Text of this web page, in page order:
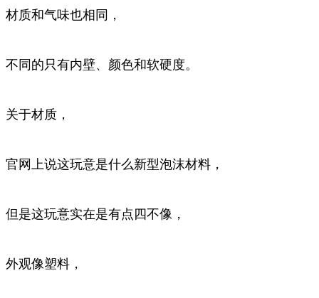
材质和气味也相同，
不同的只有内壁、颜色和软硬度。
关于材质，
官网上说这玩意是什么新型泡沫材料，
但是这玩意实在是有点四不像，
外观像塑料，